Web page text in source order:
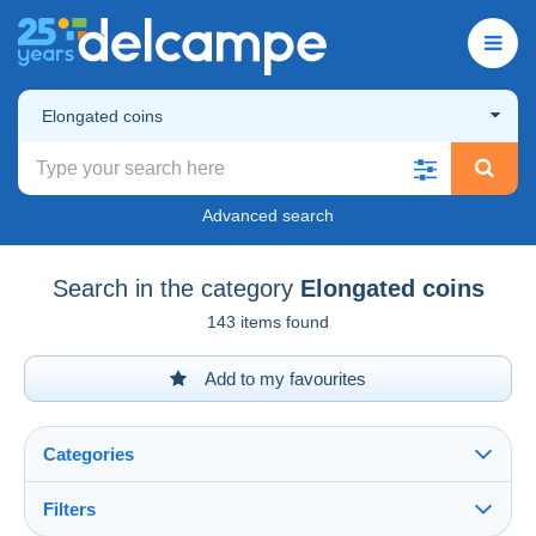
Elongated coins
Advanced search
Search in the category Elongated coins
143 items found
Add to my favourites
Categories
Filters